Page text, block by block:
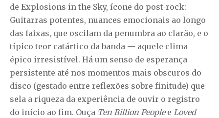
de Explosions in the Sky, ícone do post-rock:
Guitarras potentes, nuances emocionais ao longo
das faixas, que oscilam da penumbra ao clarão, e o
típico teor catártico da banda — aquele clima
épico irresistível. Há um senso de esperança
persistente até nos momentos mais obscuros do
disco (gestado entre reflexões sobre finitude) que
sela a riqueza da experiência de ouvir o registro
do início ao fim. Ouça Ten Billion Peoplee Loved